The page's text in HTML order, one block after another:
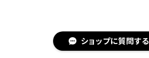
ショップに質問する